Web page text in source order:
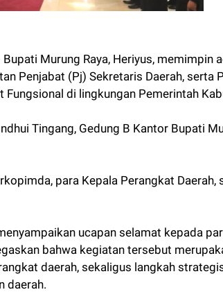
Murung Raya, Heriyus, memimpin
Penjabat (Pj) Sekretaris Daerah, serta
di lingkungan Pemerintah
Tingang, Gedung B Kantor Bupati
para Kepala Perangkat Daerah,
ucapan selamat kepada
bahwa kegiatan tersebut
daerah, sekaligus langkah
daerah.